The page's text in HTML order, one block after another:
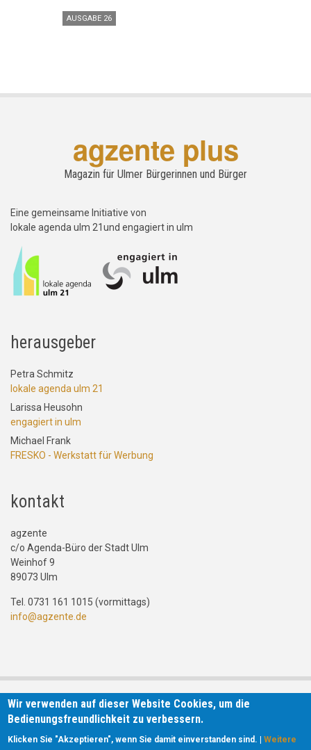
AUSGABE 26
agzente plus
Magazin für Ulmer Bürgerinnen und Bürger
Eine gemeinsame Initiative von
lokale agenda ulm 21und engagiert in ulm
herausgeber
Petra Schmitz
lokale agenda ulm 21
Larissa Heusohn
engagiert in ulm
Michael Frank
FRESKO - Werkstatt für Werbung
kontakt
agzente
c/o Agenda-Büro der Stadt Ulm
Weinhof 9
89073 Ulm
Tel. 0731 161 1015 (vormittags)
info@agzente.de
Wir verwenden auf dieser Website Cookies, um die
Bedienungsfreundlichkeit zu verbessern.
Klicken Sie "Akzeptieren", wenn Sie damit einverstanden sind. |Weitere